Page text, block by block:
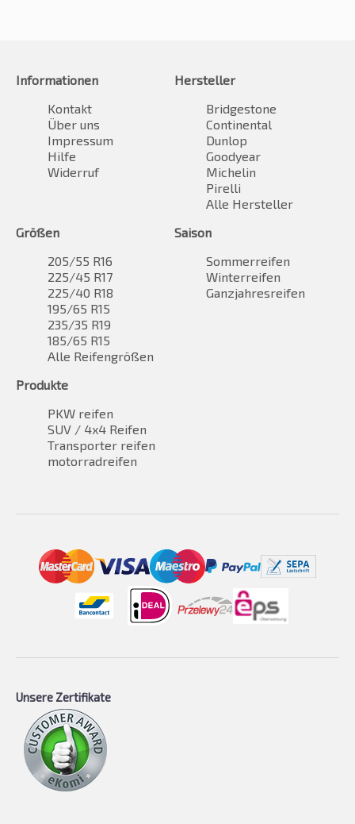
Informationen
Kontakt
Über uns
Impressum
Hilfe
Widerruf
Hersteller
Bridgestone
Continental
Dunlop
Goodyear
Michelin
Pirelli
Alle Hersteller
Größen
205/55 R16
225/45 R17
225/40 R18
195/65 R15
235/35 R19
185/65 R15
Alle Reifengrößen
Saison
Sommerreifen
Winterreifen
Ganzjahresreifen
Produkte
PKW reifen
SUV / 4x4 Reifen
Transporter reifen
motorradreifen
Unsere Zertifikate